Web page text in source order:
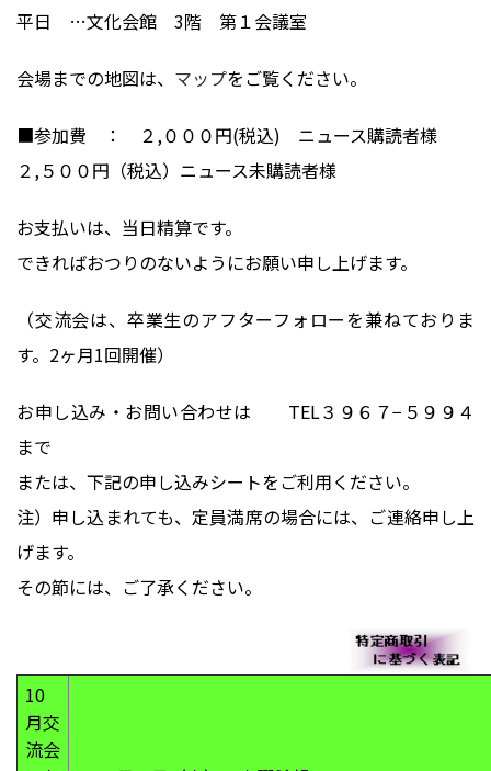
平日 …文化会館 3階 第１会議室
会場までの地図は、 マップをご覧ください。
■参加費 ： ２,０００円(税込) ニュース購読者様
２,５００円（税込）ニュース未購読者様
お支払いは、当日精算です。
できればおつりのないようにお願い申し上げます。
（交流会は、卒業生のアフターフォローを兼ねておりま
す。2ヶ月1回開催）
お申し込み・お問い合わせは TEL３９６７−５９９４
まで
または、下記の申し込みシートをご利用ください。
注）申し込まれても、定員満席の場合には、ご連絡申し上
げます。
その節には、ご了承ください。
10
月交
流会